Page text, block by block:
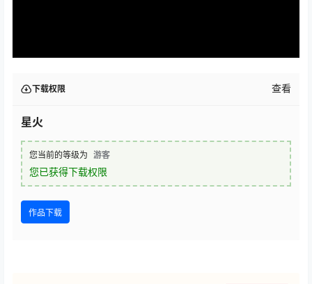
下载权限 查看
星火
您当前的等级为 游客
您已获得下载权限
作品下载